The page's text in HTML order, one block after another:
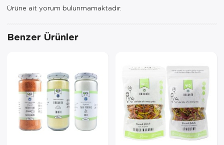
Ürüne ait yorum bulunmamaktadır.
Benzer Ürünler